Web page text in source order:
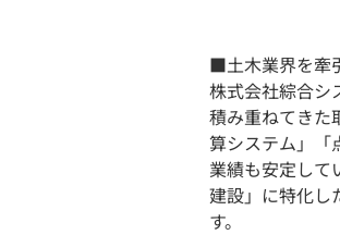
■土木業界を牽
株式会社綜合シ
積み重ねてきた
算システム」「
業績も安定して
建設」に特化し
す。